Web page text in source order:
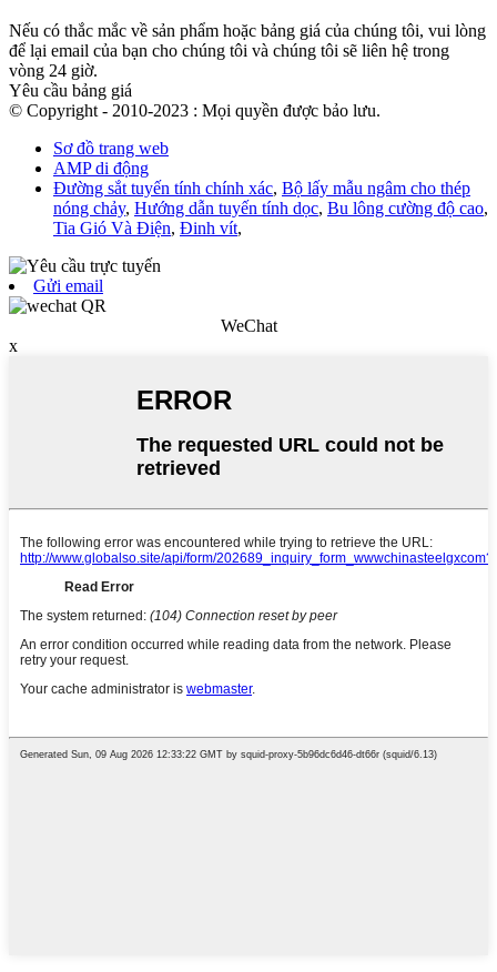
Nếu có thắc mắc về sản phẩm hoặc bảng giá của chúng tôi, vui lòng
để lại email của bạn cho chúng tôi và chúng tôi sẽ liên hệ trong
vòng 24 giờ.
Yêu cầu bảng giá
© Copyright - 2010-2023 : Mọi quyền được bảo lưu.
Sơ đồ trang web
AMP di động
Đường sắt tuyến tính chính xác, Bộ lấy mẫu ngâm cho thép
nóng chảy, Hướng dẫn tuyến tính dọc, Bu lông cường độ cao,
Tia Gió Và Điện, Đinh vít,
Gửi email
WeChat
x